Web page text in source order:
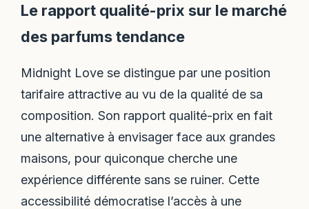
Le rapport qualité-prix sur le marché
des parfums tendance
Midnight Love se distingue par une position
tarifaire attractive au vu de la qualité de sa
composition. Son rapport qualité-prix en fait
une alternative à envisager face aux grandes
maisons, pour quiconque cherche une
expérience différente sans se ruiner. Cette
accessibilité démocratise l’accès à une